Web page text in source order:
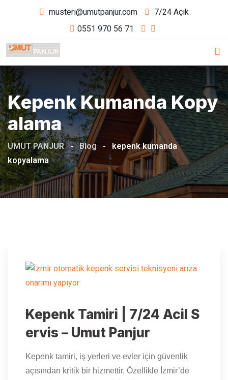
musteri@umutpanjur.com
7/24 Açık
0551 970 56 71
Kepenk Kumanda Kopy
Alama
UMUT PANJUR - Blog -
kepenk kumanda
kopyalama
Kepenk Tamiri | 7/24 Acil S
ervis – Umut Panjur
Kepenk tamiri, iş yerleri ve evler için güvenlik
açısından kritik bir hizmettir. Özellikle İzmir’de